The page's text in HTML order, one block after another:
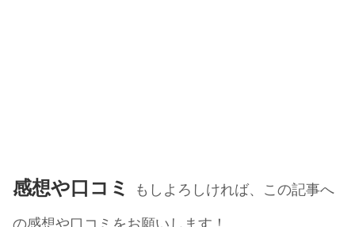
感想や口コミ
もしよろしければ、この記事へ